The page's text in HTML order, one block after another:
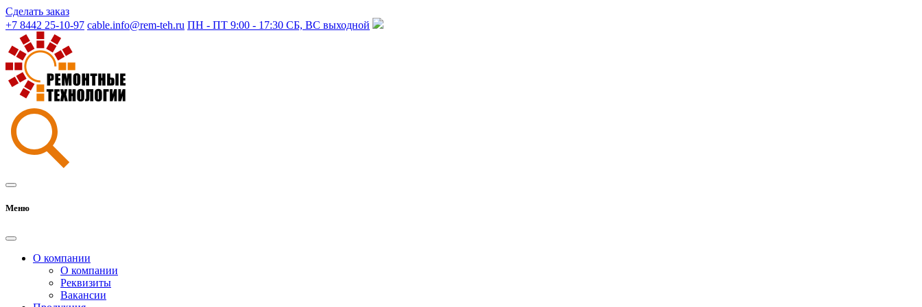
Сделать заказ
+7 8442 25-10-97 cable.info@rem-teh.ru ПН - ПТ 9:00 - 17:30 СБ, ВС выходной
Меню
О компании
О компании
Реквизиты
Вакансии